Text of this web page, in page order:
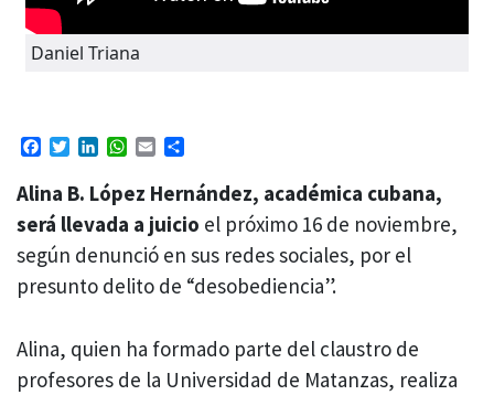
Daniel Triana
Facebook
TwitterLinkedIn
WhatsApp
Email
Alina B. López Hernández, académica cubana,
será llevada a juicio el próximo 16 de noviembre,
según denunció en sus redes sociales, por el
presunto delito de “desobediencia”.
Alina, quien ha formado parte del claustro de
profesores de la Universidad de Matanzas, realiza